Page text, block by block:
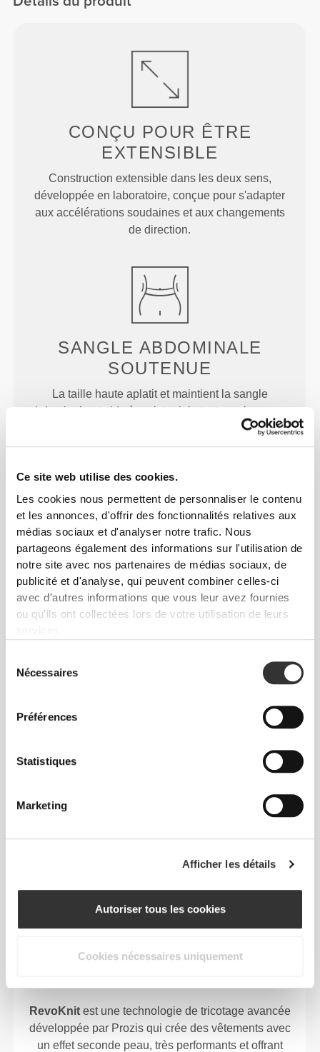
Ce site web utilise des cookies.
Les cookies nous permettent de personnaliser le contenu
et les annonces, d'offrir des fonctionnalités relatives aux
médias sociaux et d'analyser notre trafic. Nous
partageons également des informations sur l'utilisation de
notre site avec nos partenaires de médias sociaux, de
publicité et d'analyse, qui peuvent combiner celles-ci
avec d'autres informations que vous leur avez fournies
ou qu'ils ont collectées lors de votre utilisation de leurs
Nécessaires
Préférences
Statistiques
Marketing
Afficher les détails
Autoriser tous les cookies
Cookies nécessaires uniquement
CONÇU POUR ÊTRE
EXTENSIBLE
Construction extensible dans les deux sens,
développée en laboratoire, conçue pour s'adapter
aux accélérations soudaines et aux changements
de direction.
SANGLE ABDOMINALE
SOUTENUE
La taille haute aplatit et maintient la sangle
abdominale et aide à maintenir le tout en place pour
CHANGER LA DONNE
Vêtement conçu avec des zones de ventilation et de
maintien à des endroits stratégiques pour t'apporter
plus de fraîcheur et de confort pendant
Une technologie de fibre spécialement développée
RevoKnitest une technologie de tricotage avancée
développée par Prozis qui crée des vêtements avec
un effet seconde peau, très performants et offrant